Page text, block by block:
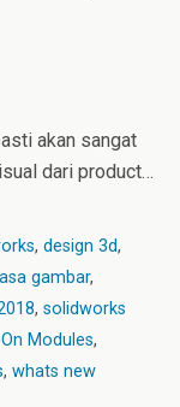
akan sangat
dari product…
, design 3d,
gambar,
, solidworks
Modules,
, whats new